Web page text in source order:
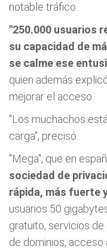
notable tráfico.
"250.000 usuarios
su capacidad de
se calme ese
quien además
mejorar el acceso.
"Los muchachos
carga", precisó.
"Mega", que en
sociedad de
rápida, más fuerte
usuarios 50
gratuito, servicios
de dominios,